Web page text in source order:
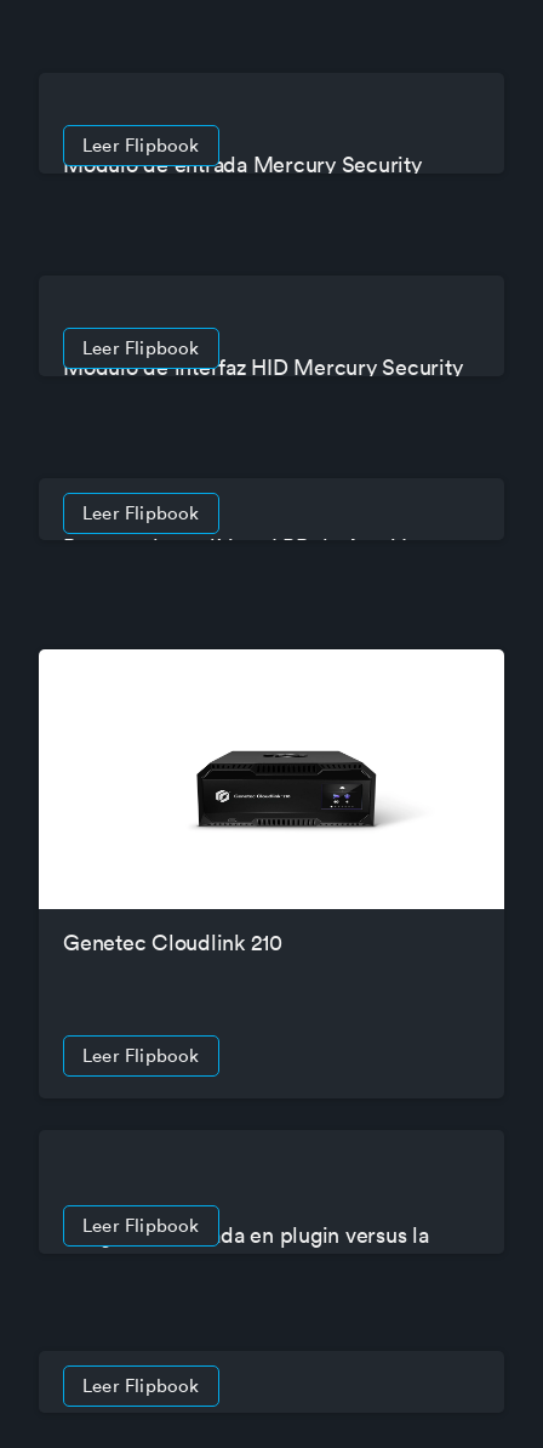
Modulo de entrada Mercury Security
Leer Flipbook
Modulo de interfaz HID Mercury Security
Leer Flipbook
Reporte de analíticas LPR de AutoVu
Leer Flipbook
Genetec Cloudlink 210
Leer Flipbook
Integración basada en plugin versus la
Leer Flipbook
Leer Flipbook